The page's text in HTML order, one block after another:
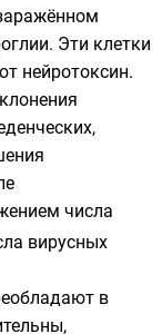
Эти клетки
нейротоксин.
числа
вирусных
в